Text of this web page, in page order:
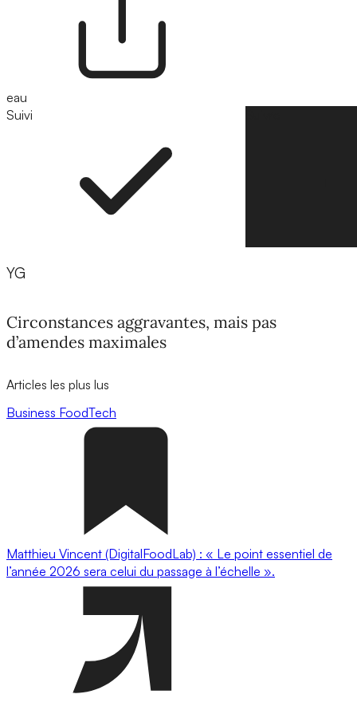
eau
Suivi
YG
Circonstances aggravantes, mais pas
d’amendes maximales
Articles les plus lus
Business FoodTech
Matthieu Vincent (DigitalFoodLab) : « Le point essentiel de
l’année 2026 sera celui du passage à l’échelle ».